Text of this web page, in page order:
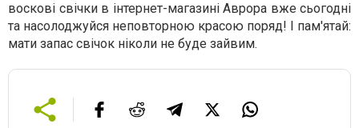
воскові свічки в інтернет-магазині Аврора вже сьогодні
та насолоджуйся неповторною красою поряд! І пам'ятай:
мати запас свічок ніколи не буде зайвим.